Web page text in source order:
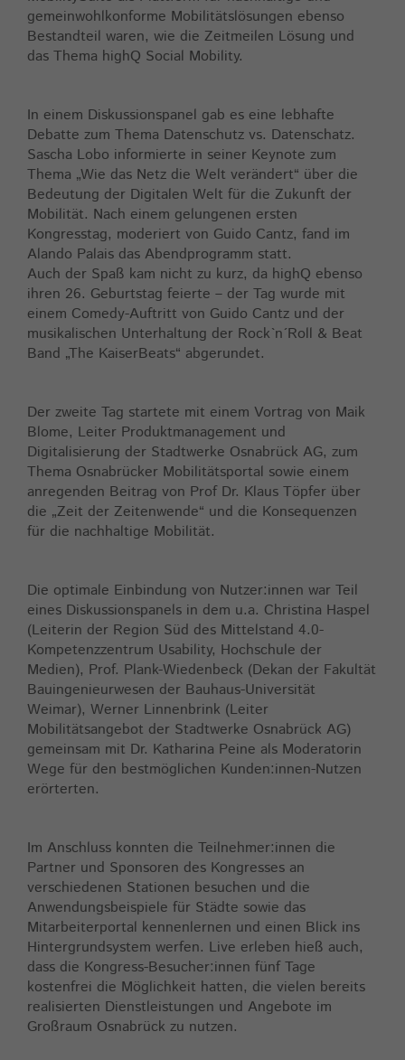
gemeinwohlkonforme Mobilitätslösungen ebenso
Bestandteil waren, wie die Zeitmeilen Lösung und
das Thema highQ Social Mobility.
In einem Diskussionspanel gab es eine lebhafte
Debatte zum Thema Datenschutz vs. Datenschatz.
Sascha Lobo informierte in seiner Keynote zum
Thema „Wie das Netz die Welt verändert“ über die
Bedeutung der Digitalen Welt für die Zukunft der
Mobilität. Nach einem gelungenen ersten
Kongresstag, moderiert von Guido Cantz, fand im
Alando Palais das Abendprogramm statt.
Auch der Spaß kam nicht zu kurz, da highQ ebenso
ihren 26. Geburtstag feierte – der Tag wurde mit
einem Comedy-Auftritt von Guido Cantz und der
musikalischen Unterhaltung der Rock`n´Roll & Beat
Band „The KaiserBeats“ abgerundet.
Der zweite Tag startete mit einem Vortrag von Maik
Blome, Leiter Produktmanagement und
Digitalisierung der Stadtwerke Osnabrück AG, zum
Thema Osnabrücker Mobilitätsportal sowie einem
anregenden Beitrag von Prof Dr. Klaus Töpfer über
die „Zeit der Zeitenwende“ und die Konsequenzen
für die nachhaltige Mobilität.
Die optimale Einbindung von Nutzer:innen war Teil
eines Diskussionspanels in dem u.a. Christina Haspel
(Leiterin der Region Süd des Mittelstand 4.0-
Kompetenzzentrum Usability, Hochschule der
Medien), Prof. Plank-Wiedenbeck (Dekan der Fakultät
Bauingenieurwesen der Bauhaus-Universität
Weimar), Werner Linnenbrink (Leiter
Mobilitätsangebot der Stadtwerke Osnabrück AG)
gemeinsam mit Dr. Katharina Peine als Moderatorin
Wege für den bestmöglichen Kunden:innen-Nutzen
erörterten.
Im Anschluss konnten die Teilnehmer:innen die
Partner und Sponsoren des Kongresses an
verschiedenen Stationen besuchen und die
Anwendungsbeispiele für Städte sowie das
Mitarbeiterportal kennenlernen und einen Blick ins
Hintergrundsystem werfen. Live erleben hieß auch,
dass die Kongress-Besucher:innen fünf Tage
kostenfrei die Möglichkeit hatten, die vielen bereits
realisierten Dienstleistungen und Angebote im
Großraum Osnabrück zu nutzen.